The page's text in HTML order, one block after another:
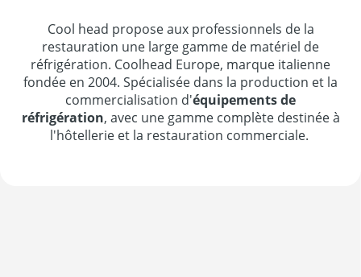
Cool head propose aux professionnels de la
restauration une large gamme de matériel de
réfrigération. Coolhead Europe, marque italienne
fondée en 2004. Spécialisée dans la production et la
commercialisation d'équipements de
réfrigération, avec une gamme complète destinée à
l'hôtellerie et la restauration commerciale.